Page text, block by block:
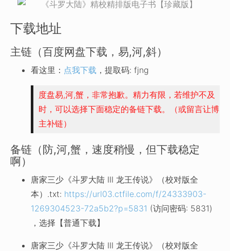
下载地址
主链（百度网盘下载，易,河,斜）
看这里： 点我下载 ，提取码: fjng
度盘易,河,蟹，非常抱歉。精力有限，若维护不及
时，可以选择下面稳定的备链下载。（或留言让博
主补链）
备链（防,河,蟹，速度稍慢，但下载稳定
啊）
唐家三少《斗罗大陆 III 龙王传说》（校对版全
本）.txt: https://url03.ctfile.com/f/24333903-
1269304523-72a5b2?p=5831 (访问密码: 5831)
，选择【普通下载】
唐家三少《斗罗大陆 III 龙王传说》（校对版全